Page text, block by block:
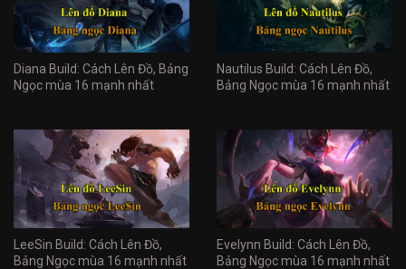
Diana Build: Cách Lên Đồ, Bảng
Ngọc mùa 16 mạnh nhất
Nautilus Build: Cách Lên Đồ,
Bảng Ngọc mùa 16 mạnh nhất
LeeSin Build: Cách Lên Đồ,
Bảng Ngọc mùa 16 mạnh nhất
Evelynn Build: Cách Lên Đồ,
Bảng Ngọc mùa 16 mạnh nhất